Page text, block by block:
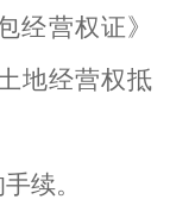
经营权证》
地经营权抵
续。